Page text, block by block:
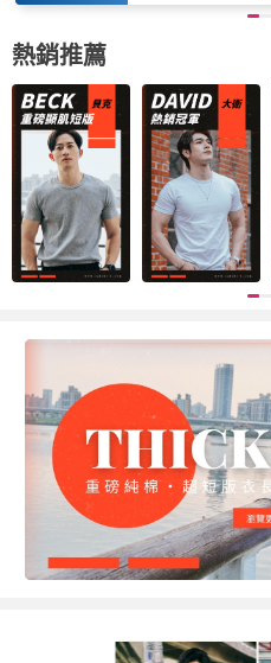
熱銷推薦